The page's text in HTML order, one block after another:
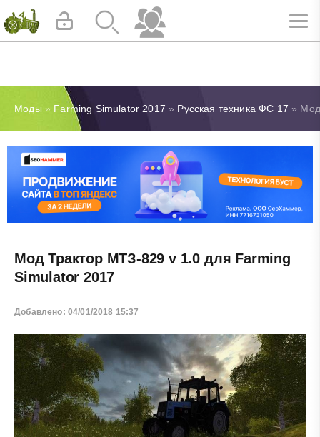
Моды » Farming Simulator 2017 » Русская техника ФС 17 »
Мод Трактор МТЗ-829 v 1.0 для Farming
Simulator 2017
Добавлено: 04/01/2018 15:37